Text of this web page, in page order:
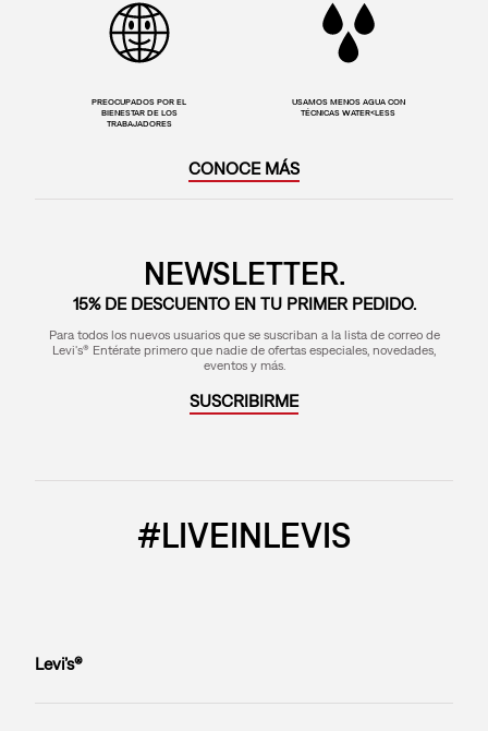
PREOCUPADOS POR EL
BIENESTAR DE LOS
TRABAJADORES
USAMOS MENOS AGUA CON
TÉCNICAS WATER<LESS
CONOCE MÁS
NEWSLETTER.
15% DE DESCUENTO EN TU PRIMER PEDIDO.
Para todos los nuevos usuarios que se suscriban a la lista de correo de
Levi's® Entérate primero que nadie de ofertas especiales, novedades,
eventos y más.
SUSCRIBIRME
#LIVEINLEVIS
Levi’s®